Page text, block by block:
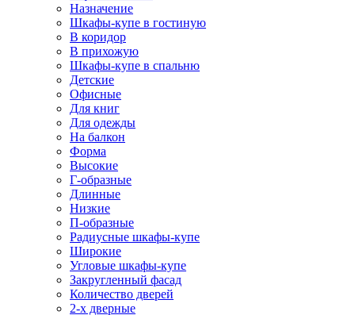
Назначение
Шкафы-купе в гостиную
В коридор
В прихожую
Шкафы-купе в спальню
Детские
Офисные
Для книг
Для одежды
На балкон
Форма
Высокие
Г-образные
Длинные
Низкие
П-образные
Радиусные шкафы-купе
Широкие
Угловые шкафы-купе
Закругленный фасад
Количество дверей
2-х дверные